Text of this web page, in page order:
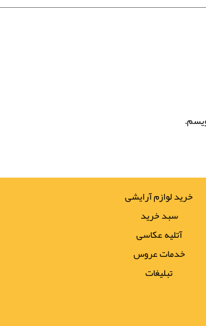
خرید لوازم آرایشی
سبد خرید
آتلیه عکاسی
خدمات عروس
تبلیغات